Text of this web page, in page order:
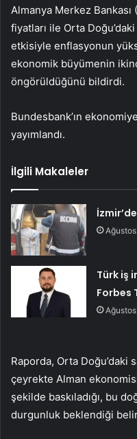
Almanya Merkez
fiyatları ile Orta
etkisiyle enflasyonun
ekonomik büyümenin
öngörüldüğünü bildirdi.
Bundesbank’ın
yayımlandı.
İlgili Makaleler
Türk iş
Forbes
Raporda, Orta Doğu’daki
çeyrekte Alman
şekilde baskıladığı, bu
durgunluk beklendiği